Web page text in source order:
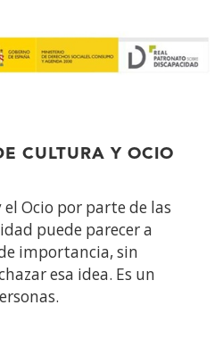
CULTURA Y OCIO
el Ocio por parte de las
puede parecer a
importancia, sin
esa idea. Es un